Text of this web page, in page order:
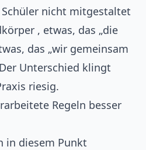
nicht mitgestaltet
, etwas, das „die
das „wir gemeinsam
Unterschied klingt
riesig.
Regeln besser
in diesem Punkt